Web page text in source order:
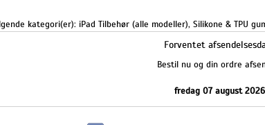
kategori(er): iPad Tilbehør (alle modeller), Silikone & TPU
Forventet
Bestil nu og din ordre
fredag 07 august 2026